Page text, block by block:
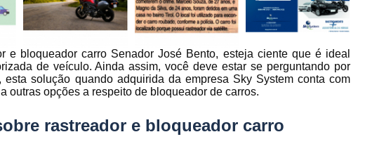
automotivos
caminhões
Controle de Manutenção de Frota de
Sistema de Fadiga
Empresa de
Empresa de Rastreadores de Veiculos
Empresa de Rastreamento de Moto
Empresa Rastreadores
Empresa
e bloqueador carro Senador José Bento, esteja ciente que é ideal
de veículo. Ainda assim, você deve estar se perguntando por
solução quando adquirida da empresa Sky System conta com
outras opções a respeito de bloqueador de carros.
rastreador e bloqueador carro